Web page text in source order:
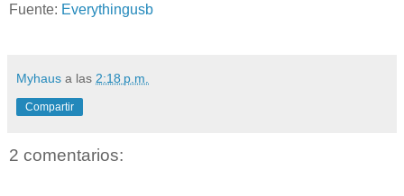
Fuente: Everythingusb
Myhaus a las 2:18 p.m.
Compartir
2 comentarios: